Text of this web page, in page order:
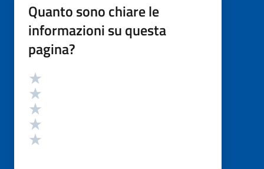
Quanto sono chiare le
informazioni su questa
pagina?
Valutazione